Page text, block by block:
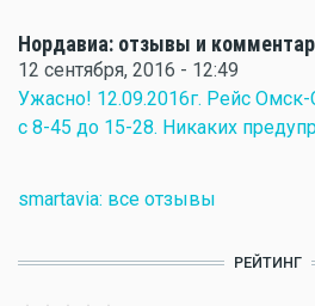
Нордавиа: отзывы и
12 сентября, 2016 - 12:49
Ужасно! 12.09.2016г. Рейс
с 8-45 до 15-28. Никаких
smartavia: все отзывы
РЕЙТИНГ